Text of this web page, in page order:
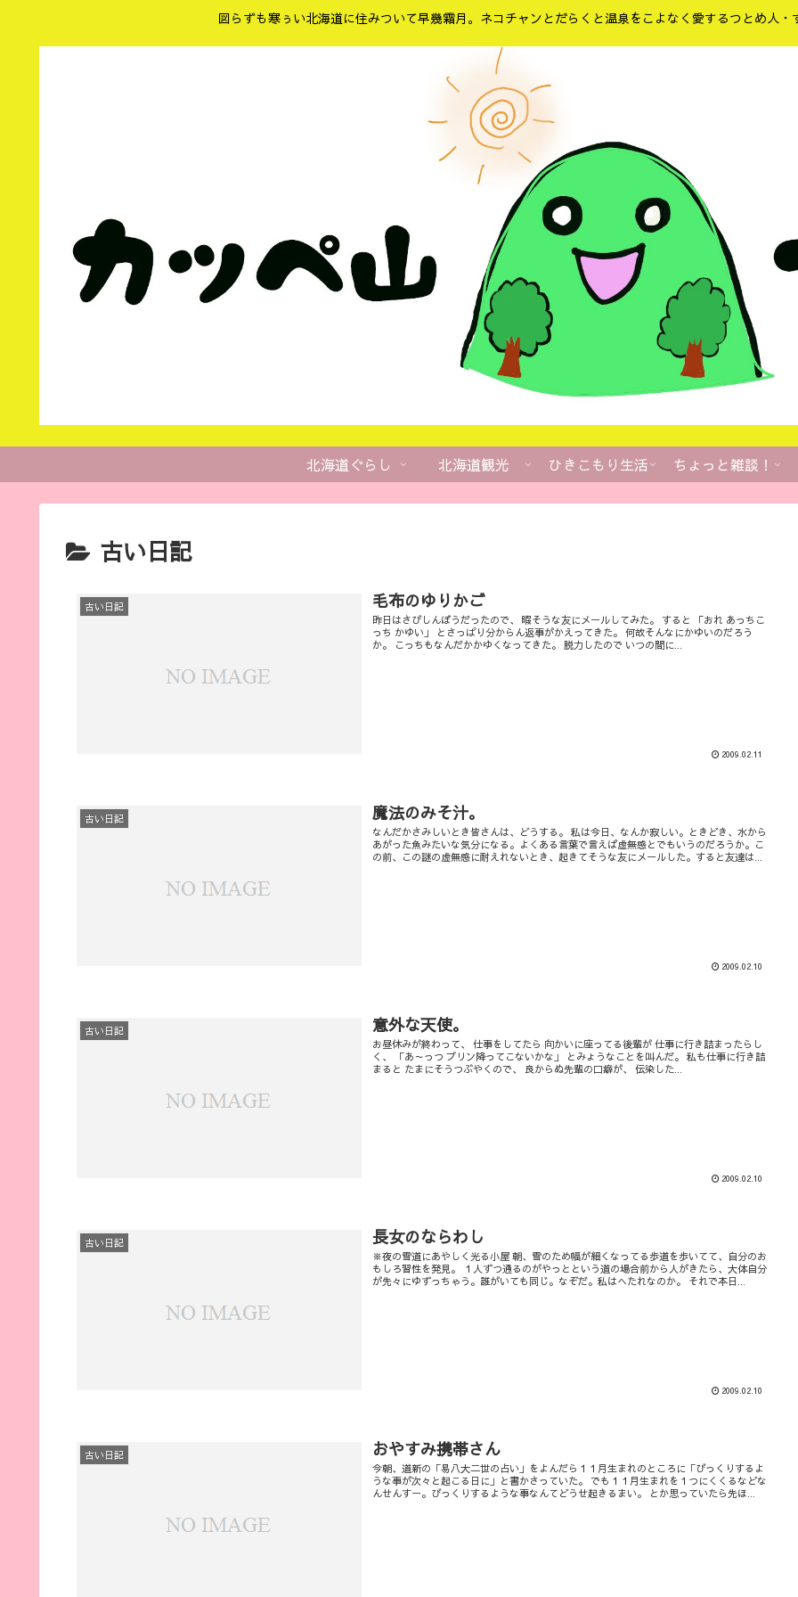
図らずも寒ぅい北海道に住みついて早幾霜月。ネコチャンとだらくと温泉をこよなく愛するつとめ人・
北海道ぐらし 北海道観光 ひきこもり生活 ちょっと雑談！
古い日記
古い日記 毛布のゆりかご
昨日はさびしんぼうだったので、 暇そうな友にメールしてみた。 すると 「おれ あっちこ
っち かゆい」 とさっぱり分からん返事がかえってきた。 何故そんなにかゆいのだろう
か。 こっちもなんだかかゆくなってきた。 脱力したので いつの間に...
2009.02.11
古い日記 魔法のみそ汁。
なんだかさみしいとき皆さんは、どうする。 私は今日、なんか寂しい。ときどき、水から
あがった魚みたいな気分になる。よくある言葉で言えば虚無感とでもいうのだろうか。こ
の前、この謎の虚無感に耐えれないとき、起きてそうな友にメールした。すると友達は...
2009.02.10
古い日記 意外な天使。
お昼休みが終わって、 仕事をしてたら 向かいに座ってる後輩が 仕事に行き詰まったらし
く、 「あ～っつ プリン降ってこないかな」 とみょうなことを叫んだ。 私も仕事に行き詰
まると たまにそうつぶやくので、 良からぬ先輩の口癖が、 伝染した...
2009.02.10
古い日記 長女のならわし
※夜の雪道にあやしく光る小屋 朝、雪のため幅が細くなってる歩道を歩いてて、自分のお
もしろ習性を発見。 １人ずつ通るのがやっとという道の場合前から人がきたら、大体自分
が先々にゆずっちゃう。誰がいても同じ。なぞだ。私はへたれなのか。 それで本日...
2009.02.10
古い日記 おやすみ携帯さん
今朝、道新の「易八大二世の占い」をよんだら１１月生まれのところに「びっくりするよ
うな事が次々と起こる日に」と書かさっていた。 でも１１月生まれを１つにくくるなどな
んせんすー。びっくりするような事なんてどうせ起きるまい。 とか思っていたら先ほ...